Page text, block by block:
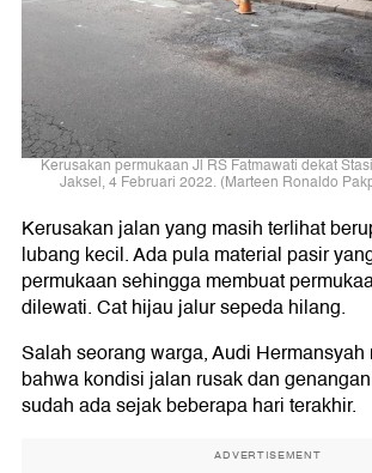
Kerusakan permukaan Jl RS Fatmawati dekat
Jaksel, 4 Februari 2022. (Marteen Ronaldo
Kerusakan jalan yang masih terlihat
lubang kecil. Ada pula material pasir
permukaan sehingga membuat
dilewati. Cat hijau jalur sepeda hilang.
Salah seorang warga, Audi Hermansyah
bahwa kondisi jalan rusak dan
sudah ada sejak beberapa hari terakhir.
ADVERTISEMENT